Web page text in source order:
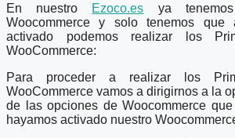
En nuestro Ezoco.es ya
Woocommerce y solo tenemos que
activado podemos realizar los
WooCommerce:
Para proceder a realizar los
WooCommerce vamos a dirigirnos a la
de las opciones de Woocommerce
hayamos activado nuestro